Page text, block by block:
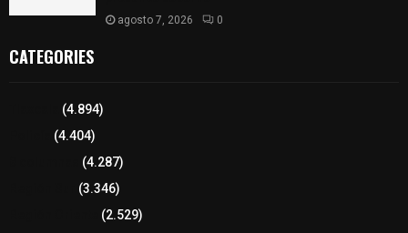
agosto 7, 2026 0
CATEGORIES
(4.894)
(4.404)
(4.287)
(3.346)
(2.529)